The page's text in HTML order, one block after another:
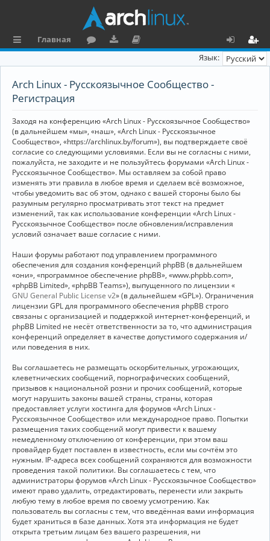
л
и
Главная
н
та
ц
и
я
х
ег
Язык:
Arch Linux - Русскоязычное Сообщество -
Регистрация
Заходя на конференцию «Arch Linux - Русскоязычное Сообщество»
(в дальнейшем «мы», «наш», «Arch Linux - Русскоязычное
Сообщество», «https://archlinux.by/forum»), вы подтверждаете своё
согласие со следующими условиями. Если вы не согласны с ними,
пожалуйста, не заходите и не пользуйтесь форумами «Arch Linux -
Русскоязычное Сообщество». Мы оставляем за собой право
изменять эти правила в любое время и сделаем всё возможное,
чтобы уведомить вас об этом, однако с вашей стороны было бы
разумным регулярно просматривать этот текст на предмет
изменений, так как использование конференции «Arch Linux -
Русскоязычное Сообщество» после обновления/исправления
условий означает ваше согласие с ними.
Наши форумы работают под управлением программного
обеспечения для создания конференций phpBB (в дальнейшем
«они», «программное обеспечение phpBB», «www.phpbb.com»,
«phpBB Limited», «phpBB Teams»), выпущенного по лицензии «
GNU General Public License v2» (в дальнейшем «GPL»). Ограничения
лицензии GPL для программного обеспечения phpBB строго
связаны с организацией и поддержкой интернет-конференций, и
phpBB Limited не несёт ответственности за то, что администрация
конференций определяет в качестве допустимого содержания и/
или поведения в них.
Вы соглашаетесь не размещать оскорбительных, угрожающих,
клеветнических сообщений, порнографических сообщений,
призывов к национальной розни и прочих сообщений, которые
могут нарушить законы вашей страны, страны, которая
предоставляет услуги хостинга для форумов «Arch Linux -
Русскоязычное Сообщество» или международное право. Попытки
размещения таких сообщений могут привести к вашему
немедленному отключению от конференции, при этом ваш
провайдер будет поставлен в известность, если мы сочтём это
нужным. IP-адреса всех сообщений сохраняются для возможности
проведения такой политики. Вы соглашаетесь с тем, что
администраторы форумов «Arch Linux - Русскоязычное Сообщество»
имеют право удалить, отредактировать, перенести или закрыть
любую тему в любое время по своему усмотрению. Как
пользователь вы согласны с тем, что введённая вами информация
будет храниться в базе данных. Хотя эта информация не будет
открыта третьим лицам без вашего разрешения, ни